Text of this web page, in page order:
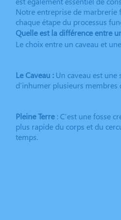
Notre entreprise de marbrerie
chaque étape du processus
Quelle est la différence entre
Le choix entre un caveau et
Le Caveau : Un caveau est
d’inhumer plusieurs
Pleine Terre: C’est une fosse
plus rapide du corps et du
temps.